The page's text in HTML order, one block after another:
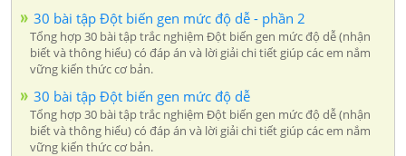
30 bài tập Đột biến gen mức độ dễ - phần 2
Tổng hợp 30 bài tập trắc nghiệm Đột biến gen mức độ dễ (nhận
biết và thông hiểu) có đáp án và lời giải chi tiết giúp các em nắm
vững kiến thức cơ bản.
30 bài tập Đột biến gen mức độ dễ
Tổng hợp 30 bài tập trắc nghiệm Đột biến gen mức độ dễ (nhận
biết và thông hiểu) có đáp án và lời giải chi tiết giúp các em nắm
vững kiến thức cơ bản.